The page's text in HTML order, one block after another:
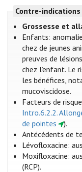
Contre-indications
Grossesse et
Enfants:
chez de jeunes
preuves de
chez l’enfant. Le
les bénéfices,
mucoviscidose.
Facteurs de
Intro.6.2.2.
de pointes
).
Antécédents de
Lévofloxacine:
Moxifloxacine:
(RCP).